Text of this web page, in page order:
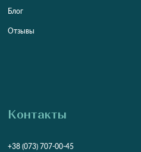
Блог
Отзывы
Контакты
+38 (073) 707-00-45